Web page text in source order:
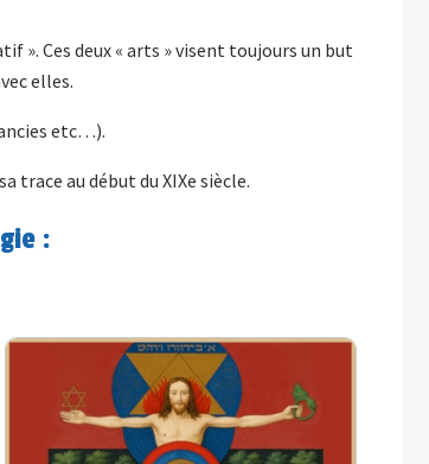
». Ces deux « arts » visent toujours un but
elles.
etc…).
trace au début du XIXe siècle.
: